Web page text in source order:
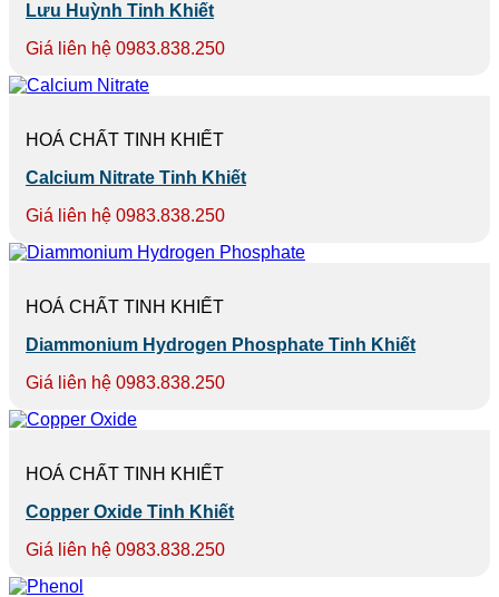
Lưu Huỳnh Tinh Khiết
Giá liên hệ 0983.838.250
HOÁ CHẤT TINH KHIẾT
Calcium Nitrate Tinh Khiết
Giá liên hệ 0983.838.250
HOÁ CHẤT TINH KHIẾT
Diammonium Hydrogen Phosphate Tinh Khiết
Giá liên hệ 0983.838.250
HOÁ CHẤT TINH KHIẾT
Copper Oxide Tinh Khiết
Giá liên hệ 0983.838.250